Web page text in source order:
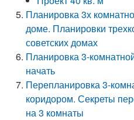
Планировка 3х
доме. Планировки
советских домах
Планировка 3-
начать
Перепланировка 3-
коридором. Секреты
на 3 комнаты